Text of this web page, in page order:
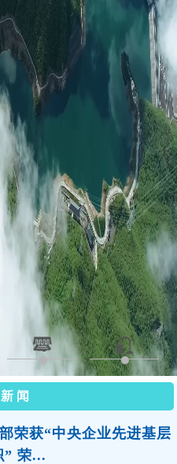
闻
进步奖一等奖1项、二等
项
士大会、中国科协第十一次全
...
确政绩观学习教育专题党
事长刘祖雄以《牢固树立和践
...
荣获“中央企业先进基层
” 荣...